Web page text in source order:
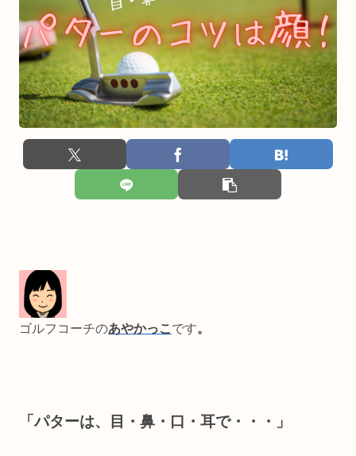
ゴルフコーチのあやかっこ です。
「パターは、目・鼻・口・耳で・・・」